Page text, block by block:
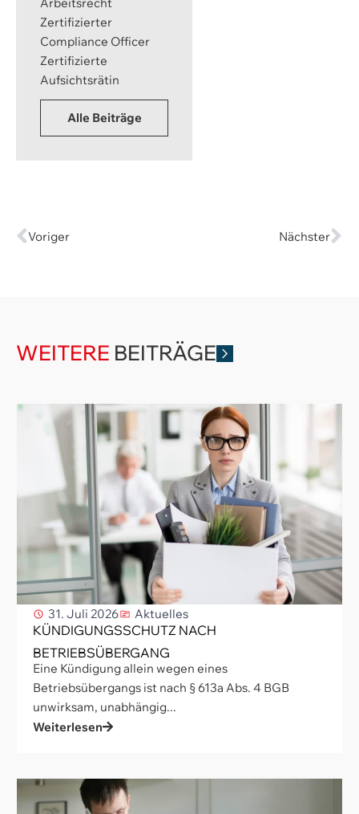
Arbeitsrecht
Zertifizierter
Compliance Officer
Zertifizierte
Aufsichtsrätin
Alle Beiträge
Voriger Nächster
WEITERE BEITRÄGE
31. Juli 2026 Aktuelles
KÜNDIGUNGSSCHUTZ NACH
BETRIEBSÜBERGANG
Eine Kündigung allein wegen eines
Betriebsübergangs ist nach § 613a Abs. 4 BGB
unwirksam, unabhängig...
Weiterlesen